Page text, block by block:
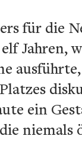
für die
Jahren,
ein